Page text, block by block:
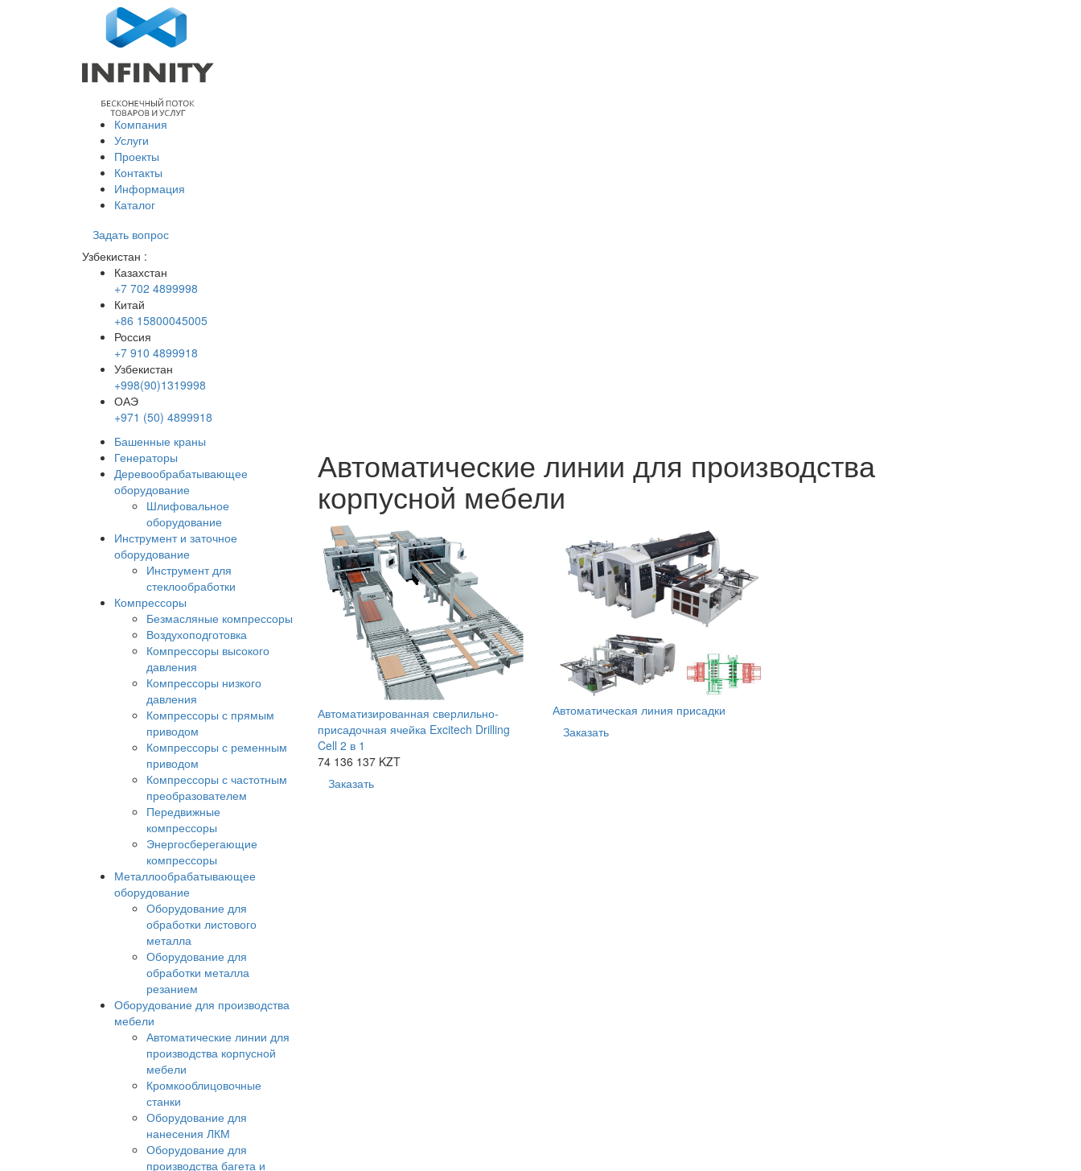
Компания
Услуги
Проекты
Контакты
Информация
Каталог
Задать вопрос
Узбекистан :
Казахстан
+7 702 4899998
Китай
+86 15800045005
Россия
+7 910 4899918
Узбекистан
+998(90)1319998
ОАЭ
+971 (50) 4899918
Башенные краны
Генераторы
Деревообрабатывающее
оборудование
Шлифовальное
оборудование
Инструмент и заточное
оборудование
Инструмент для
стеклообработки
Компрессоры
Безмасляные компрессоры
Воздухоподготовка
Компрессоры высокого
давления
Компрессоры низкого
давления
Компрессоры с прямым
приводом
Компрессоры с ременным
приводом
Компрессоры с частотным
преобразователем
Передвижные
компрессоры
Энергосберегающие
компрессоры
Металлообрабатывающее
оборудование
Оборудование для
обработки листового
металла
Оборудование для
обработки металла
резанием
Оборудование для производства
мебели
Автоматические линии для
производства корпусной
мебели
Кромкооблицовочные
станки
Оборудование для
нанесения ЛКМ
Оборудование для
производства багета и
Автоматические линии для производства
корпусной мебели
Автоматизированная сверлильно-
присадочная ячейка Excitech Drilling
Cell 2 в 1
74 136 137 KZT
Заказать
Автоматическая линия присадки
Заказать